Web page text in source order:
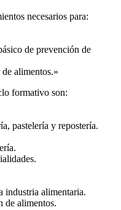
necesarios para:
de prevención de
alimentos.»
formativo son:
pastelería y repostería.
industria alimentaria.
de alimentos.